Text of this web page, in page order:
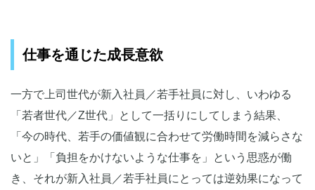
仕事を通じた成長意欲
一方で上司世代が新入社員／若手社員に対し、いわゆる
「若者世代／Z世代」として一括りにしてしまう結果、
「今の時代、若手の価値観に合わせて労働時間を減らさな
いと」「負担をかけないような仕事を」という思惑が働
き、それが新入社員／若手社員にとっては逆効果になって